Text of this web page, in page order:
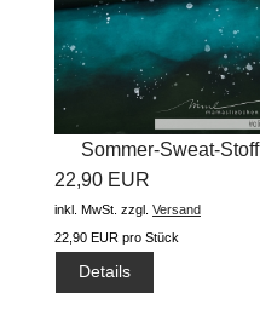
Sommer-Sweat-Stoff
"prisma flow...
22,90 EUR
inkl. MwSt. zzgl. Versand
22,90 EUR pro Stück
Details